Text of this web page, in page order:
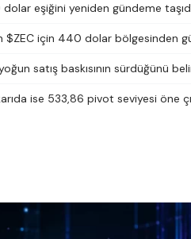
eşiğini yeniden gündeme
$ZEC için 440 dolar bölgesinden
satış baskısının sürdüğünü
ise 533,86 pivot seviyesi öne